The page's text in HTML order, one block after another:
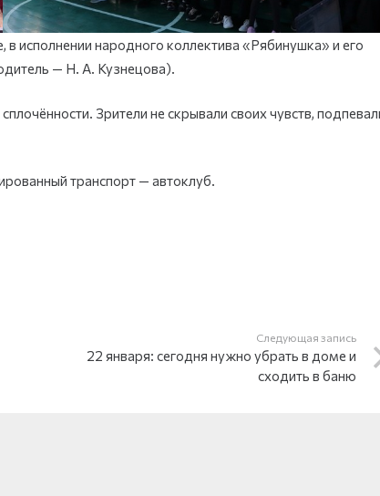
исполнении народного коллектива «Рябинушка» и его
— Н. А. Кузнецова).
Зрители не скрывали своих чувств,
транспорт — автоклуб.
Следующая запись
22 января: сегодня нужно убрать в доме и
сходить в баню